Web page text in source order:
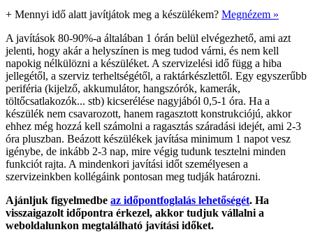
+ Mennyi idő alatt javítjátok meg a készülékem? Megnézem »
A javítások 80-90%-a általában 1 órán belül elvégezhető, ami azt
jelenti, hogy akár a helyszínen is meg tudod várni, és nem kell
napokig nélkülözni a készüléket. A szervizelési idő függ a hiba
jellegétől, a szerviz terheltségétől, a raktárkészlettől. Egy egyszerűbb
periféria (kijelző, akkumulátor, hangszórók, kamerák,
töltőcsatlakozók... stb) kicserélése nagyjából 0,5-1 óra. Ha a
készülék nem csavarozott, hanem ragasztott konstrukciójú, akkor
ehhez még hozzá kell számolni a ragasztás száradási idejét, ami 2-3
óra pluszban. Beázott készülékek javítása minimum 1 napot vesz
igénybe, de inkább 2-3 nap, mire végig tudunk tesztelni minden
funkciót rajta. A mindenkori javítási időt személyesen a
szervizeinkben kollégáink pontosan meg tudják határozni.
Ajánljuk figyelmedbe az időpontfoglalás lehetőségét. Ha
visszaigazolt időpontra érkezel, akkor tudjuk vállalni a
weboldalunkon megtalálható javítási időket.